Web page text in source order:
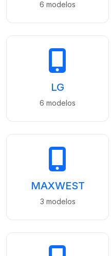
6 modelos
LG
6 modelos
MAXWEST
3 modelos